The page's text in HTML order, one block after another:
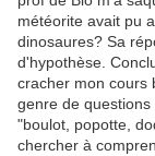
météorite avait pu
dinosaures? Sa
d'hypothèse.
cracher mon cours
genre de
"boulot, popotte,
chercher à